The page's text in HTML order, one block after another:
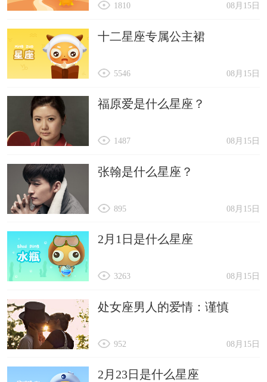
08月15日
1810
十二星座专属公主裙
08月15日
5546
福原爱是什么星座？
08月15日
1487
张翰是什么星座？
08月15日
895
2月1日是什么星座
08月15日
3263
处女座男人的爱情：谨慎
08月15日
952
2月23日是什么星座